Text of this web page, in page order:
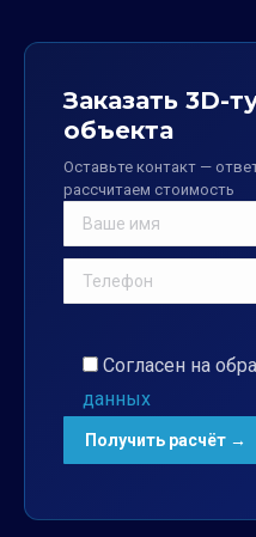
Заказать 3D-
объекта
Оставьте контакт —
рассчитаем стоимость
Согласен на
данных